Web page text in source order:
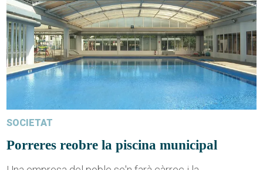
SOCIETAT
Porreres reobre la piscina municipal